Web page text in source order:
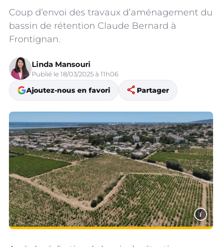
Coup d’envoi des travaux d’aménagement du
bassin de rétention Claude Bernard à
Frontignan.
Linda Mansouri
Publié le 18/03/2025 à 11h06
Ajoutez-nous en favori share Partager
i